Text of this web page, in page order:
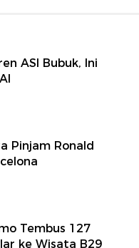
ASI Bubuk, Ini
Pinjam Ronald
Tembus 127
ke Wisata B29